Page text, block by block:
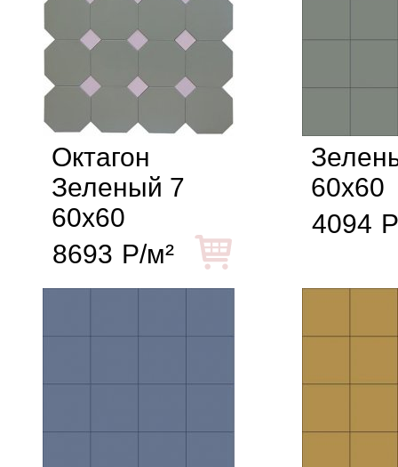
Октагон
Зеленый 7
60x60
8693 Р/м²
60x60
4094